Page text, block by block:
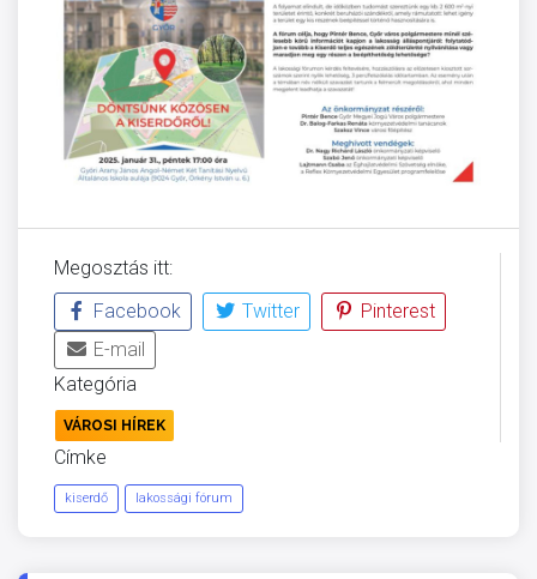
Megosztás itt:
Facebook
Twitter
Pinterest
E-mail
Kategória
VÁROSI HÍREK
Címke
kiserdő lakossági fórum